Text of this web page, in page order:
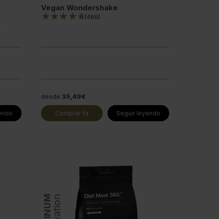
Vegan Wondershake
(466)
desde 35,49€
Comprar Ya Seguir leyendo